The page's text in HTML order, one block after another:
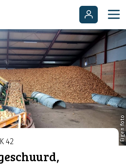
Eigen foto
42